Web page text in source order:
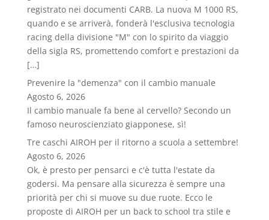
registrato nei documenti CARB. La nuova M 1000 RS,
quando e se arriverà, fonderà l'esclusiva tecnologia
racing della divisione "M" con lo spirito da viaggio
della sigla RS, promettendo comfort e prestazioni da
[…]
Prevenire la "demenza" con il cambio manuale
Agosto 6, 2026
Il cambio manuale fa bene al cervello? Secondo un
famoso neuroscienziato giapponese, sì!
Tre caschi AIROH per il ritorno a scuola a settembre!
Agosto 6, 2026
Ok, è presto per pensarci e c'è tutta l'estate da
godersi. Ma pensare alla sicurezza è sempre una
priorità per chi si muove su due ruote. Ecco le
proposte di AIROH per un back to school tra stile e